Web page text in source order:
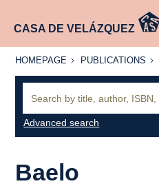
CASA DE VELÁZQUEZ
HOMEPAGE
HOMEPAGE PUBLICATIONS
PUBLICATIONS
Advanced search
Baelo